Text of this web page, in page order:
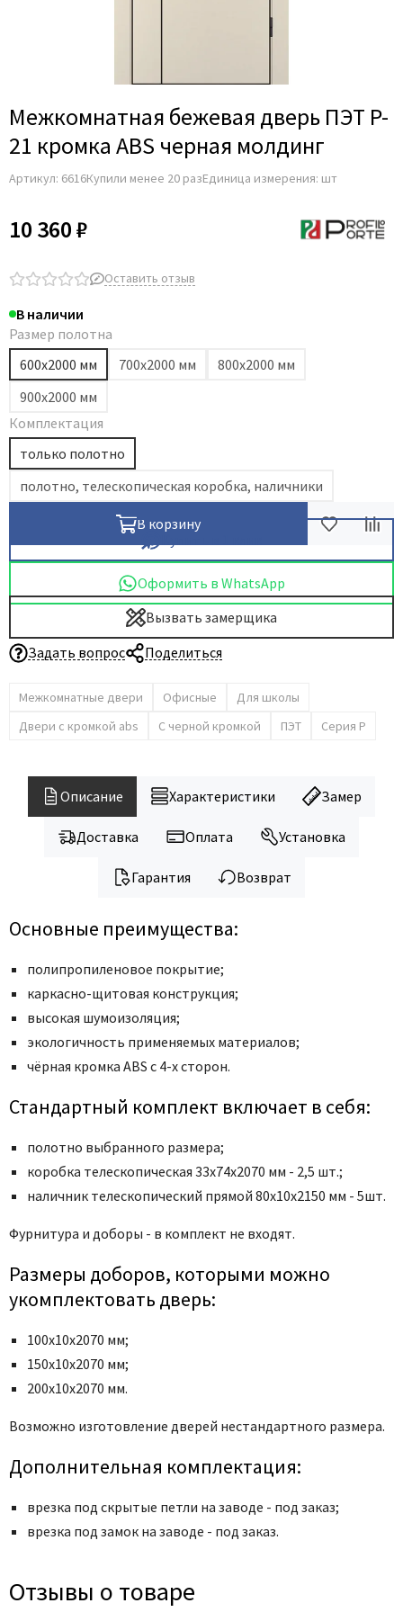
Межкомнатная бежевая дверь ПЭТ P-
21 кромка ABS черная молдинг
Артикул: 6616Купили менее 20 разЕдиница измерения: шт
10 360 ₽
Оставить отзыв
В наличии
Размер полотна
600х2000 мм
700х2000 мм
800х2000 мм
900х2000 мм
Комплектация
только полотно
полотно, телескопическая коробка, наличники
В корзину
Оформить в WhatsApp
Вызвать замерщика
Задать вопрос
Поделиться
Межкомнатные двери Офисные
Для школы
Двери с кромкой abs
С черной кромкой ПЭТ Серия P
Описание Характеристики Замер
Доставка Оплата Установка
Гарантия Возврат
Основные преимущества:
полипропиленовое покрытие;
каркасно-щитовая конструкция;
высокая шумоизоляция;
экологичность применяемых материалов;
чёрная кромка ABS с 4-х сторон.
Стандартный комплект включает в себя:
полотно выбранного размера;
коробка телескопическая 33x74x2070 мм - 2,5 шт.;
наличник телескопический прямой 80x10x2150 мм - 5шт.
Фурнитура и доборы - в комплект не входят.
Размеры доборов, которыми можно
укомплектовать дверь:
100х10х2070 мм;
150х10х2070 мм;
200х10х2070 мм.
Возможно изготовление дверей нестандартного размера.
Дополнительная комплектация:
врезка под скрытые петли на заводе - под заказ;
врезка под замок на заводе - под заказ.
Отзывы о товаре